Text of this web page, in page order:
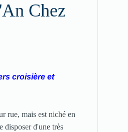
Chez
croisière et
rue, mais est niché en
disposer d'une très